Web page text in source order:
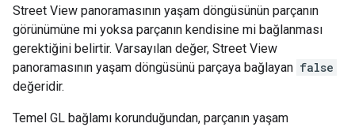
Street View panoramasının yaşam döngüsünün parçanın
görünümüne mi yoksa parçanın kendisine mi bağlanması
gerektiğini belirtir. Varsayılan değer, Street View
panoramasının yaşam döngüsünü parçaya bağlayan false
değeridir.
Temel GL bağlamı korunduğundan, parçanın yaşam